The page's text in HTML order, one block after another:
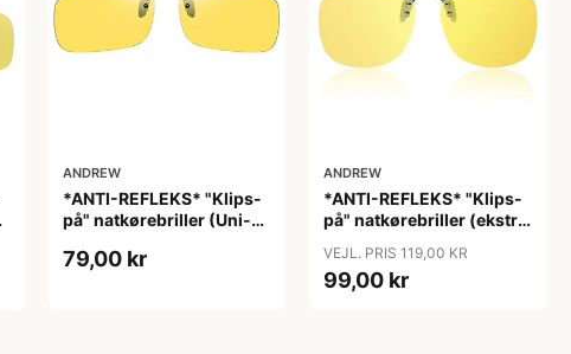
ANDREW
*ANTI-REFLEKS* "Klips-
på" natkørebriller (Uni-
79,00 kr
ANDREW
*ANTI-REFLEKS* "Klips-
på" natkørebriller (ekstra
VEJL. PRIS 119,00 KR
99,00 kr